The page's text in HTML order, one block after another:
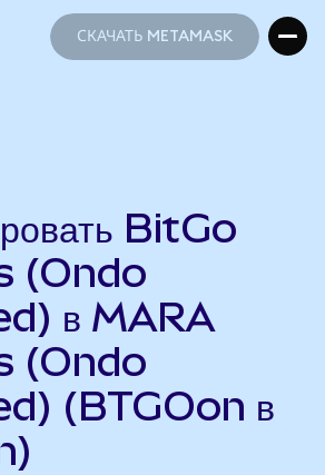
СКАЧАТЬ METAMASK
BitGo
(Ondo
в MARA
(Ondo
(BTGOon в